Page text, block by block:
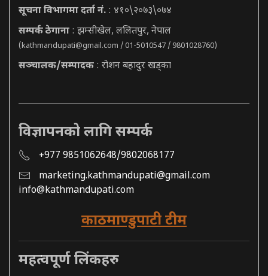
सूचना विभागमा दर्ता नं. : ४१०\२०७३\०७४
सम्पर्क ठेगाना : झम्सीखेल, ललितपुर, नेपाल
(kathmandupati@gmail.com / 01-5010547 / 9801028760)
सञ्चालक/सम्पादक : रोशन बहादुर खड्का
विज्ञापनको लागि सम्पर्क
+977 9851062648/9802068177
marketing.kathmandupati@gmail.com
info@kathmandupati.com
काठमाण्डुपाटी टीम
महत्वपूर्ण लिंकहरु